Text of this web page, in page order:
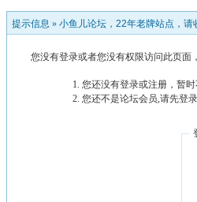
提示信息 » 小鱼儿论坛，22年老牌站点，
您没有登录或者您没有权限访问此页面
您还没有登录或注册，暂
您还不是论坛会员,请先登